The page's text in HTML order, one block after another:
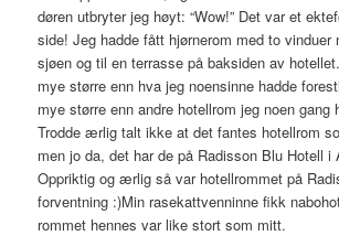
døren utbryter jeg høyt: “Wow!” Det var et
side! Jeg hadde fått hjørnerom med to vinduer
sjøen og til en terrasse på baksiden av
mye større enn hva jeg noensinne hadde
mye større enn andre hotellrom jeg noen gang
Trodde ærlig talt ikke at det fantes hotellrom
men jo da, det har de på Radisson Blu Hotell i
Oppriktig og ærlig så var hotellrommet på
forventning :)Min rasekattvenninne fikk
rommet hennes var like stort som mitt.